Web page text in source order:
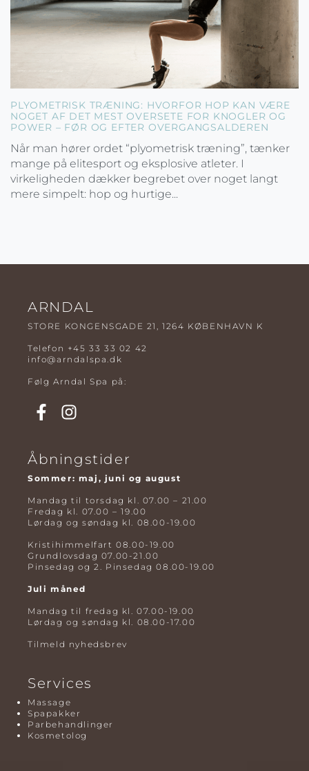
PLYOMETRISK TRÆNING: HVORFOR HOP KAN VÆRE
NOGET AF DET MEST OVERSETE FOR KNOGLER OG
POWER – FØR OG EFTER OVERGANGSALDEREN
Når man hører ordet “plyometrisk træning”, tænker
mange på elitesport og eksplosive atleter. I
virkeligheden dækker begrebet over noget langt
mere simpelt: hop og hurtige...
ARNDAL
STORE KONGENSGADE 21, 1264 KØBENHAVN K
Telefon +45 33 33 02 42
info@arndalspa.dk
Følg Arndal Spa på:
Åbningstider
Sommer: maj, juni og august
Mandag til torsdag kl. 07.00 – 21.00
Fredag kl. 07.00 – 19.00
Lørdag og søndag kl. 08.00-19.00
Kristihimmelfart 08.00-19.00
Grundlovsdag 07.00-21.00
Pinsedag og 2. Pinsedag 08.00-19.00
Juli måned
Mandag til fredag kl. 07.00-19.00
Lørdag og søndag kl. 08.00-17.00
Tilmeld nyhedsbrev
Services
Massage
Spapakker
Parbehandlinger
Kosmetolog